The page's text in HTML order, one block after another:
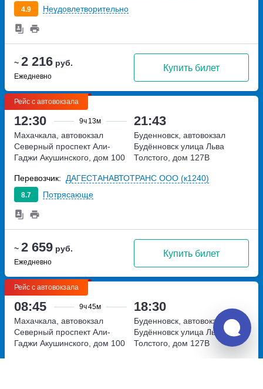
~ 2 216 руб.
Ежедневно
Купить билет
4.9 Неудовлетворительно
Рейс с автовокзала
12:30 9ч 13м 21:43
~ 2 659 руб.
Ежедневно
Купить билет
Махачкала, автовокзал
Северный проспект Али-
Гаджи Акушинского, дом 100
Буденновск, автовокзал
Будённовск улица Льва
Толстого, дом 127В
8.7 Потрясающе
Перевозчик: ДАГЕСТАНАВТОТРАНС ООО (к1240)
Рейс с автовокзала
08:45 9ч45м 18:30
Махачкала, автовокзал
Северный проспект Али-
Гаджи Акушинского, дом 100
Буденновск, автовокзал
Будённовск улица Льва
Толстого, дом 127В